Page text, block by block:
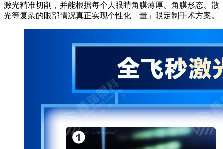
激光精准切削，并能根据每个人眼睛角膜薄厚、角膜形态、散
光等复杂的眼部情况真正实现个性化「量」眼定制手术方案。